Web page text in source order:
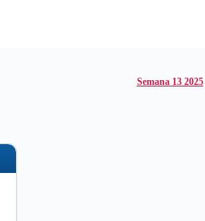
Semana 13 2025